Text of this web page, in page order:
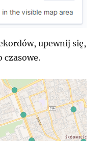
upewnij się,
czasowe.